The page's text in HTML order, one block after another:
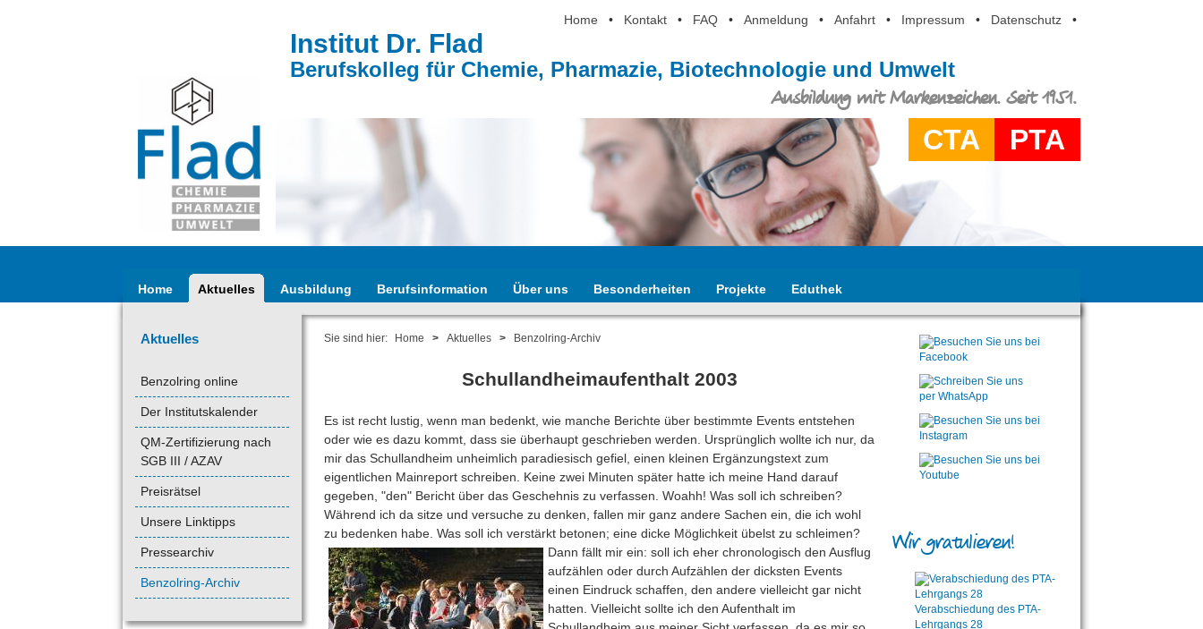
Home • Kontakt • FAQ • Anmeldung • Anfahrt • Impressum • Datenschutz •
Institut Dr. Flad
Berufskolleg für Chemie, Pharmazie, Biotechnologie und Umwelt
Ausbildung mit Markenzeichen. Seit 1951.
CTA PTA
Home Aktuelles Ausbildung Berufsinformation Über uns Besonderheiten Projekte Eduthek
Aktuelles
Benzolring online
Der Institutskalender
QM-Zertifizierung nach
SGB III / AZAV
Preisrätsel
Unsere Linktipps
Pressearchiv
Benzolring-Archiv
Sie sind hier: Home > Aktuelles > Benzolring-Archiv
Schullandheimaufenthalt 2003
Es ist recht lustig, wenn man bedenkt, wie manche Berichte über bestimmte Events entstehen
oder wie es dazu kommt, dass sie überhaupt geschrieben werden. Ursprünglich wollte ich nur, da
mir das Schullandheim unheimlich paradiesisch gefiel, einen kleinen Ergänzungstext zum
eigentlichen Mainreport schreiben. Keine zwei Minuten später hatte ich meine Hand darauf
gegeben, "den" Bericht über das Geschehnis zu verfassen. Woahh! Was soll ich schreiben?
Während ich da sitze und versuche zu denken, fallen mir ganz andere Sachen ein, die ich wohl
zu bedenken habe. Was soll ich verstärkt betonen; eine dicke Möglichkeit übelst zu schleimen?
Dann fällt mir ein: soll ich eher chronologisch den Ausflug
aufzählen oder durch Aufzählen der dicksten Events
einen Eindruck schaffen, den andere vielleicht gar nicht
hatten. Vielleicht sollte ich den Aufenthalt im
Wir gratulieren!
Verabschiedung des PTA-
Lehrgangs 28